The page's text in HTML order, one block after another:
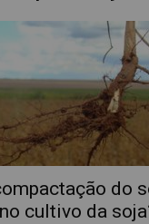
do
cultivo da